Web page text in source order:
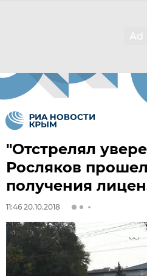
"Отстрелял
Росляков
получения
11:46 20.10.2018